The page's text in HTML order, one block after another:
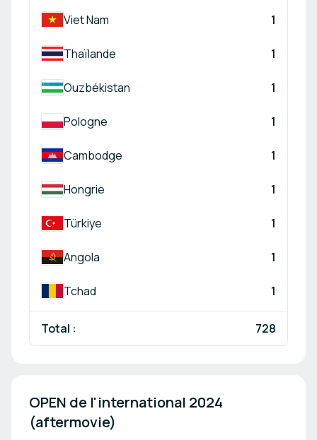
Viet Nam 1
Thaïlande 1
Ouzbékistan 1
Pologne 1
Cambodge 1
Hongrie 1
Türkiye 1
Angola 1
Tchad 1
Total : 728
OPEN de l'international 2024
(aftermovie)